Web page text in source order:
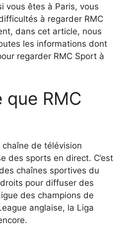
vous êtes à Paris, vous
à regarder RMC
dans cet article, nous
les informations dont
regarder RMC Sport à
que RMC
de télévision
des sports en direct. C’est
chaînes sportives du
pour diffuser des
des champions de
anglaise, la Liga